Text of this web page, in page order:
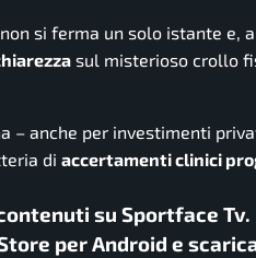
non si ferma un solo istante e,
sul misterioso crollo
– anche per investimenti
di accertamenti clinici
su Sportface
per Android e